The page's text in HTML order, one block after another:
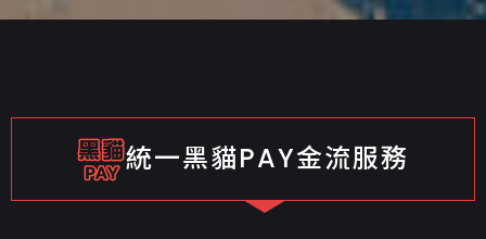
統一黑貓PAY金流服務